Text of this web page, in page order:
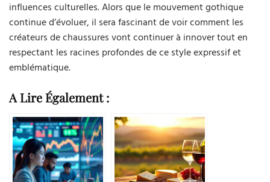
influences culturelles. Alors que le mouvement gothique
continue d’évoluer, il sera fascinant de voir comment les
créateurs de chaussures vont continuer à innover tout en
respectant les racines profondes de ce style expressif et
emblématique.
A Lire Également :